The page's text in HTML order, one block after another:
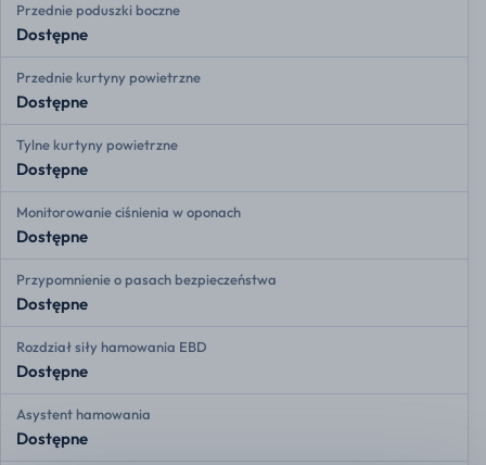
Przednie poduszki boczne
Dostępne
Przednie kurtyny powietrzne
Dostępne
Tylne kurtyny powietrzne
Dostępne
Monitorowanie ciśnienia w oponach
Dostępne
Przypomnienie o pasach bezpieczeństwa
Dostępne
Rozdział siły hamowania EBD
Dostępne
Asystent hamowania
Dostępne